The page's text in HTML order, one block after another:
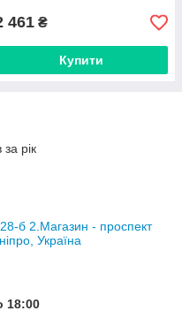
461 ₴
Купити
рік
б 2.Магазин - проспект
Україна
18:00